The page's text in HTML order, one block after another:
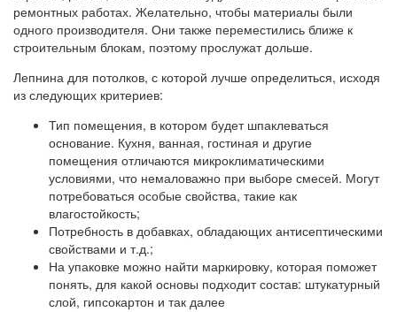
ремонтных работах. Желательно, чтобы материалы были
одного производителя. Они также переместились ближе к
строительным блокам, поэтому прослужат дольше.
Лепнина для потолков, с которой лучше определиться, исходя
из следующих критериев:
Тип помещения, в котором будет шпаклеваться
основание. Кухня, ванная, гостиная и другие
помещения отличаются микроклиматическими
условиями, что немаловажно при выборе смесей. Могут
потребоваться особые свойства, такие как
влагостойкость;
Потребность в добавках, обладающих антисептическими
свойствами и т.д.;
На упаковке можно найти маркировку, которая поможет
понять, для какой основы подходит состав: штукатурный
слой, гипсокартон и так далее